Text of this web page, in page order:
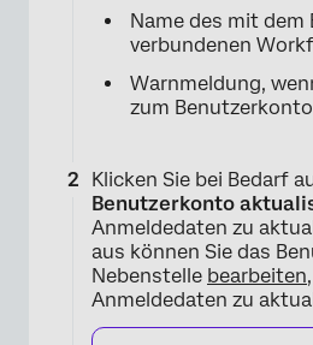
Name des mit
verbundenen
Warnmeldung,
zum
Klicken Sie bei Bedarf
Benutzerkonto
Anmeldedaten zu
aus können Sie das
Nebenstelle bearbeiten
Anmeldedaten zu